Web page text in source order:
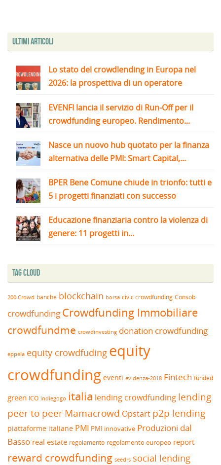
Ultimi articoli
Lo stato del crowdlending in Europa nel
2026: la prospettiva di un operatore
EVENFI lancia il servizio di Run-Off per il
crowdfunding europeo. Rendimento...
Nasce un nuovo hub quotato per la finanza
alternativa delle PMI: Smart Capital,...
BPER Bene Comune chiude in trionfo: tutti e
5 i progetti finanziati con successo
Educazione finanziaria contro la violenza di
genere: 11 progetti in...
Tag Cloud
200 Crowd banche blockchain borsa civic crowdfunding Consob
crowdfunding Crowdfunding Immobiliare
crowdfundme crowdinvesting donation crowdfunding
eppela equity crowdfuding equity
crowdfunding eventi evidenza-2018 Fintech funded
green ICO indiegogo italia lending crowdfunding lending
peer to peerMamacrowd Opstart p2p lending
piattaforme italiane PMI PMI innovative Produzioni dal
Basso real estate regolamento regolamento europeo report
reward crowdfunding seedrs social lending